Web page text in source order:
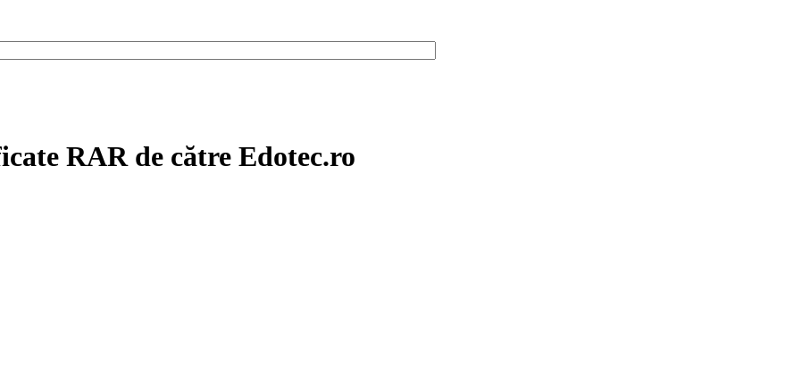
RAR de către Edotec.ro